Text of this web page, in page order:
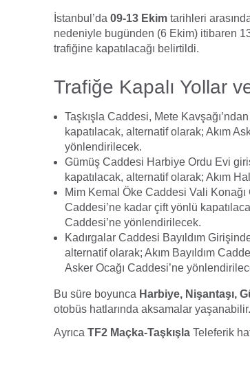
İstanbul’da 09-13 Ekim tarihleri
nedeniyle bugünden (6 Ekim) itibaren
trafiğine kapatılacağı belirtildi.
Trafiğe Kapalı Yollar
Taşkışla Caddesi, Mete
kapatılacak, alternatif olarak; Akım
yönlendirilecek.
Gümüş Caddesi Harbiye Ordu Evi
kapatılacak, alternatif olarak; Akım
Mim Kemal Öke Caddesi Vali
Caddesi’ne kadar çift yönlü
Caddesi’ne yönlendirilecek.
Kadırgalar Caddesi Bayıldım
alternatif olarak; Akım Bayıldım
Asker Ocağı Caddesi’ne
Bu süre boyunca Harbiye, Nişantaşı,
otobüs hatlarında aksamalar yaşanabilir.
Ayrıca TF2 Maçka-Taşkışla Teleferik